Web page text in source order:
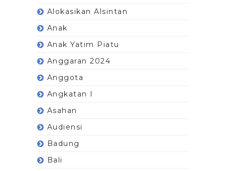
Alokasikan Alsintan
Anak
Anak Yatim Piatu
Anggaran 2024
Anggota
Angkatan I
Asahan
Audiensi
Badung
Bali